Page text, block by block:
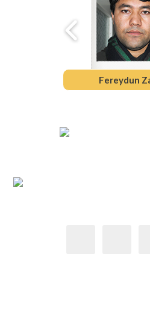
Branko